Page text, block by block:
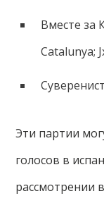
Вместе за
Catalunya;
Эти партии
голосов в
рассмотрении